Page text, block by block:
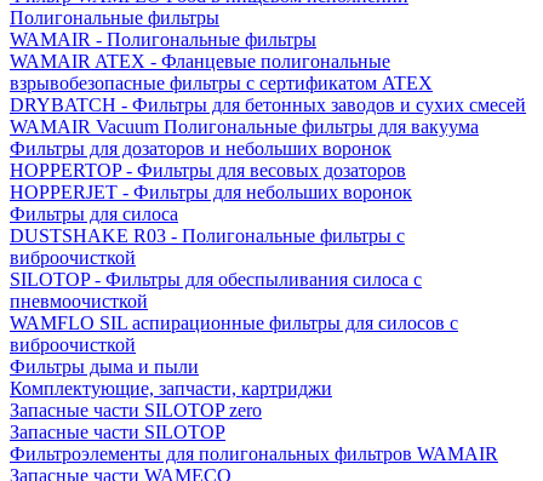
Полигональные фильтры
WAMAIR - Полигональные фильтры
WAMAIR ATEX - Фланцевые полигональные
взрывобезопасные фильтры с сертификатом ATEX
DRYBATCH - Фильтры для бетонных заводов и сухих смесей
WAMAIR Vacuum Полигональные фильтры для вакуума
Фильтры для дозаторов и небольших воронок
HOPPERTOP - Фильтры для весовых дозаторов
HOPPERJET - Фильтры для небольших воронок
Фильтры для силоса
DUSTSHAKE R03 - Полигональные фильтры с
виброочисткой
SILOTOP - Фильтры для обеспыливания силоса c
пневмоочисткой
WAMFLO SIL аспирационные фильтры для силосов с
виброочисткой
Фильтры дыма и пыли
Комплектующие, запчасти, картриджи
Запасные части SILOTOP zero
Запасные части SILOTOP
Фильтроэлементы для полигональных фильтров WAMAIR
Запасные части WAMECO